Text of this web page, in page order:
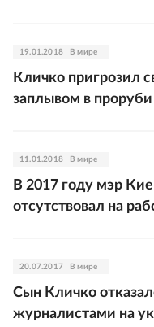
19.01.2018 В мире
Кличко пригрозил
заплывом в проруби
11.01.2018 В мире
В 2017 году мэр
отсутствовал на
20.07.2017 В мире
Сын Кличко
журналистами на